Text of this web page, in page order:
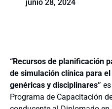
junio 28, 2024
“Recursos de planificación
de simulación clínica para
genéricas y disciplinares”
Programa de Capacitación